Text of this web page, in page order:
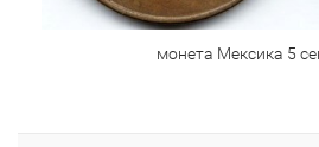
монета Мексика 5